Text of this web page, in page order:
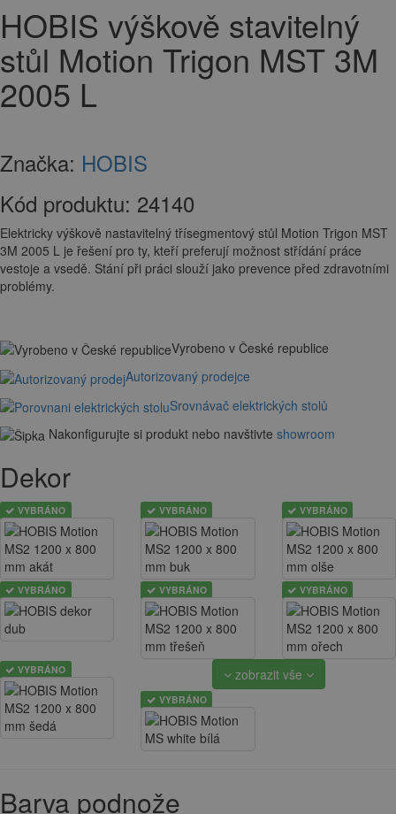
HOBIS výškově stavitelný
stůl Motion Trigon MST 3M
2005 L
Značka: HOBIS
Kód produktu: 24140
Elektricky výškově nastavitelný třísegmentový stůl Motion Trigon MST
3M 2005 L je řešení pro ty, kteří preferují možnost střídání práce
vestoje a vsedě. Stání při práci slouží jako prevence před zdravotními
problémy.
Vyrobeno v České republice
Autorizovaný prodejce
Srovnávač elektrických stolů
Nakonfigurujte si produkt nebo navštivte showroom
Dekor
VYBRÁNO VYBRÁNO VYBRÁNO
VYBRÁNO VYBRÁNO VYBRÁNO
VYBRÁNO zobrazit vše
VYBRÁNO
Barva podnože